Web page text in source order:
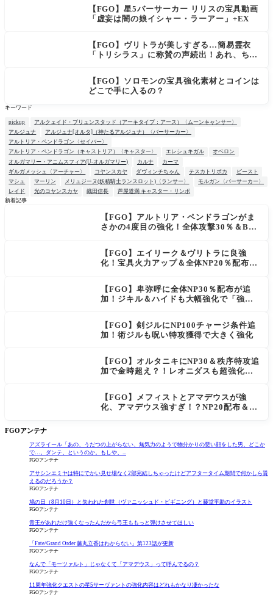
【FGO】星5バーサーカー リリスの宝具動画
「虚妄は闇の娘イシャー・ラーアー」+EX
【FGO】ヴリトラが美しすぎる…簡易霊衣
「トリシラス」に称賛の声続出！あれ、ちっ
【FGO】ソロモンの宝具強化素材とコインは
どこで手に入るの？
キーワード
pickup
アルクェイド・ブリュンスタッド（アーキタイプ：アース）〈ムーンキャンサー〉
アルジュナ
アルジュナ[オルタ]（神たるアルジュナ）〈バーサーカー〉
アルトリア・ペンドラゴン〈セイバー〉
アルトリア・ペンドラゴン（キャストリア）〈キャスター〉
エレシュキガル
オベロン
オルガマリー・アニムスフィア(U-オルガマリー)
カルナ
カーマ
ギルガメッシュ〈アーチャー〉
コヤンスカヤ ダヴィンチちゃん テスカトリポカ
ビースト
マシュ
マーリン メリュジーヌ(妖精騎士ランスロット)〈ランサー〉
モルガン〈バーサーカー〉
レイド
光のコヤンスカヤ 織田信長
芦屋道満 キャスター・リンボ
新着記事
【FGO】アルトリア・ペンドラゴンがま
さかの4度目の強化！全体攻撃30％＆B攻
【FGO】エイリーク＆ヴリトラに良強
化！宝具火力アップ＆全体NP20％配布で
【FGO】卑弥呼に全体NP30％配布が追
加！ジキル＆ハイドも大幅強化で「強す
【FGO】剣ジルにNP100チャージ条件追
加！術ジルも呪い特攻獲得で大きく強化
【FGO】オルタニキにNP30＆秩序特攻追
加で金時超え？！レオニダスも超強化で
【FGO】メフィストとアマデウスが強
化、アマデウス強すぎ！？NP20配布＆Ar
FGOアンテナ
アズライール「あの、うだつの上がらない、無気力のようで物分かりの悪い顔をした男、どこか
で…。ダンテ、というのか。もしや、...
FGOアンテナ
アサシンエミヤは特にでかい見せ場なく2部完結しちゃったけどアフタータイム期間で何かしら貰
えるのだろうか？
FGOアンテナ
鳩の日（8月10日）と失われた創世（ヴァニッシュド・ビギニング）と藤堂平助のイラスト
FGOアンテナ
青王があれだけ強くなったんだから弓王ももっと弾けさせてほしい
FGOアンテナ
「Fate/Grand Order 藤丸立香はわからない」第123話が更新
FGOアンテナ
なんで「モーツァルト」じゃなくて「アマデウス」って呼んでるの？
FGOアンテナ
11周年強化クエストの星5サーヴァントの強化内容はどれもかなり凄かったな
FGOアンテナ